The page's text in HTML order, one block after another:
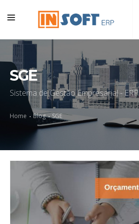
HOME
INSTITUCIONAL
SGE
Sistema de Gestão Empresarial - ERP
Home Blog SGE